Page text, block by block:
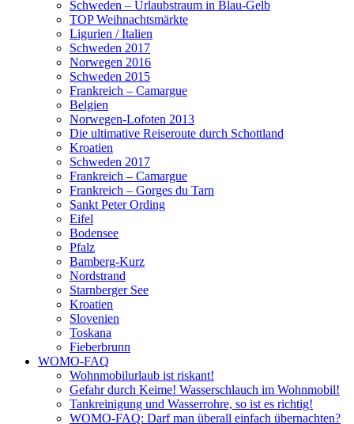
Schweden – Urlaubstraum in Blau-Gelb
TOP Weihnachtsmärkte
Ligurien / Italien
Schweden 2017
Norwegen 2016
Schweden 2015
Frankreich – Camargue
Belgien
Norwegen-Lofoten 2013
Die ultimative Reiseroute durch Schottland
Kroatien
Schweden 2017
Frankreich – Camargue
Frankreich – Gorges du Tarn
Sankt Peter Ording
Eifel
Bodensee
Pfalz
Bamberg-Kurz
Nordstrand
Starnberger See
Kroatien
Slovenien
Toskana
Fieberbrunn
WOMO-FAQ
Wohnmobilurlaub ist riskant!
Gefahr durch Keime! Wasserschlauch im Wohnmobil!
Tankreinigung und Wasserrohre, so ist es richtig!
WOMO-FAQ: Darf man überall einfach übernachten?